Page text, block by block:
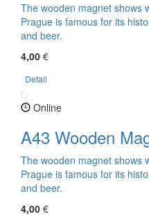
The wooden magnet shows
Prague is famous for its
and beer.
4,00 €
Detail
Online
A43 Wooden
The wooden magnet shows
Prague is famous for its
and beer.
4,00 €